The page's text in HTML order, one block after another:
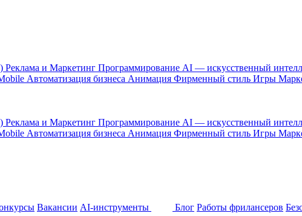
Реклама и Маркетинг Программирование AI — искусственный
Автоматизация бизнеса Анимация Фирменный стиль Игры
Реклама и Маркетинг Программирование AI — искусственный
Автоматизация бизнеса Анимация Фирменный стиль Игры
Вакансии AI-инструменты Блог Работы фрилансеров